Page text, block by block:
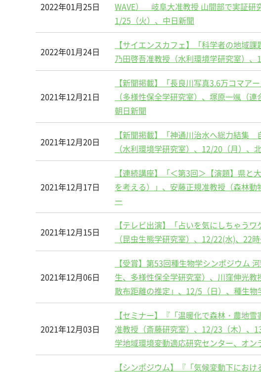
2022年01月25日
WAVE） 岐阜大准教授 山間部で実証研
1/25（火）、中日新聞
2022年01月24日
【サイエンスカフェ】「科学者の地域
乃田啓吾准教授（水利環境学研究室）、
2021年12月21日
【新聞掲載】「長良川写真3.6万コマ
（多様性保全学研究室）、塚原一颯（
朝日新聞
2021年12月20日
【新聞掲載】「神通川治水へ総力結集
（水利環境学研究室）、12/20（月）、
2021年12月17日
【連続講座】「＜第3回＞【演題】県
を考える）」、安藤正規准教授（森林
ー
2021年12月15日
【テレビ出演】「占いを気にしちゃう
（昆虫生態学研究室）、12/22(水)、22
2021年12月06日
【受賞】第53回種生物学シンポジウム
生、多様性保全学研究室）、川窪伸光
散布距離の推定」、12/5（日）、種生物
2021年12月03日
【セミナー】『「温暖化で森林・農
准教授（斎藤研究室）、12/23（木）、
学地域環境変動適応研究センター、オン
【シンポジウム】『「気候変動下にお